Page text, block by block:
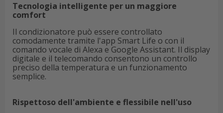
Tecnologia intelligente per un maggiore
comfort
Il condizionatore può essere controllato
comodamente tramite l'app Smart Life o con il
comando vocale di Alexa e Google Assistant. Il display
digitale e il telecomando consentono un controllo
preciso della temperatura e un funzionamento
semplice.
Rispettoso dell'ambiente e flessibile nell'uso